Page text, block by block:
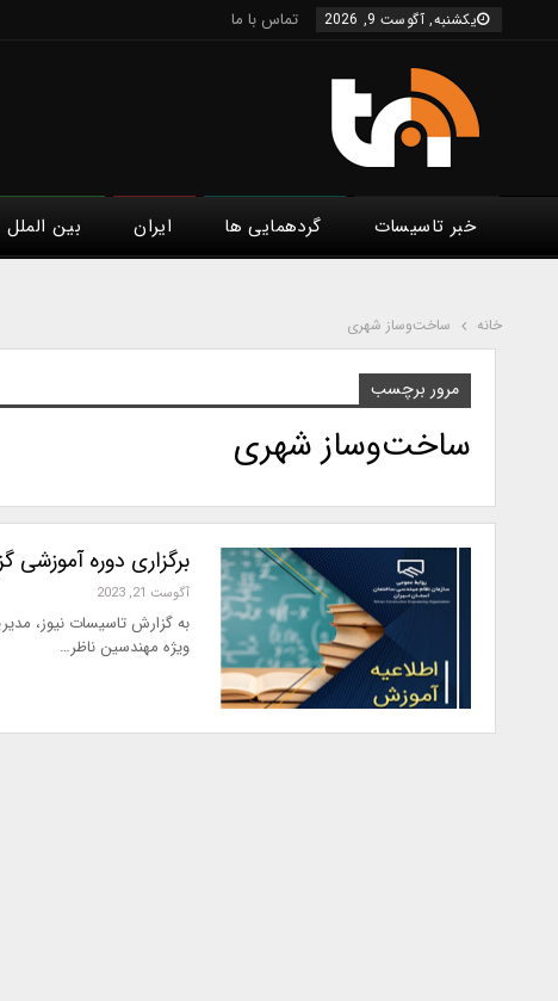
یکشنبه, آگوست 9, 2026 تماس با ما
خبر تاسیسات گردهمایی ها ایران بین الملل
خانه ساخت‌وساز شهری
مرور برچسب
ساخت‌وساز شهری
برگزاری دوره
آگوست 21, 2023
به گزارش تاسیسات نیوز،
ویژه مهندسین ناظر…